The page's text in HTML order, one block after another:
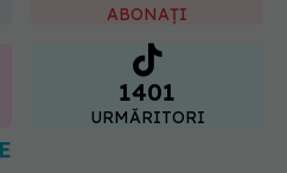
1401
URMĂRITORI